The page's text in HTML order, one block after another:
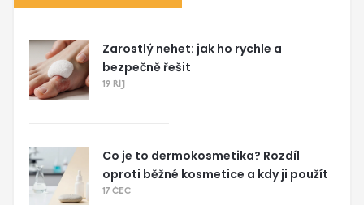
Zarostlý nehet: jak ho rychle a
bezpečně řešit
19 ŘÍJ
Co je to dermokosmetika? Rozdíl
oproti běžné kosmetice a kdy ji použít
17 ČEC